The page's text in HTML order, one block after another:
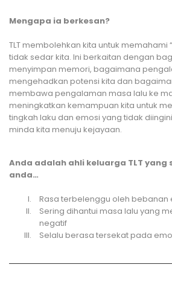
Mengapa ia berkesan?
TLT membolehkan kita untuk memahami
tidak sedar kita. Ini berkaitan dengan
menyimpan memori, bagaimana
mengehadkan potensi kita dan
membawa pengalaman masa lalu ke
meningkatkan kemampuan kita untuk
tingkah laku dan emosi yang tidak
minda kita menuju kejayaan.
Anda adalah ahli keluarga TLT yang
anda…
Rasa terbelenggu oleh bebanan
Sering dihantui masa lalu yang
negatif
Selalu berasa tersekat pada